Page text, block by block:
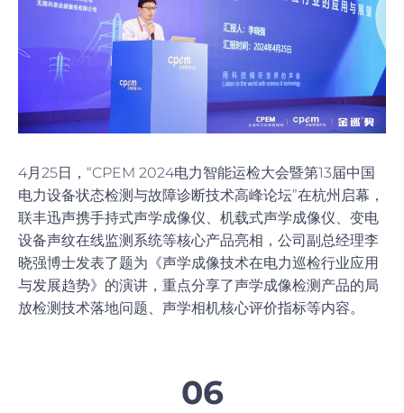
4月25日，“CPEM 2024电力智能运检大会暨第13届中国
电力设备状态检测与故障诊断技术高峰论坛”在杭州启幕，
联丰迅声携手持式声学成像仪、机载式声学成像仪、变电
设备声纹在线监测系统等核心产品亮相，公司副总经理李
晓强博士发表了题为《声学成像技术在电力巡检行业应用
与发展趋势》的演讲，重点分享了声学成像检测产品的局
放检测技术落地问题、声学相机核心评价指标等内容。
06